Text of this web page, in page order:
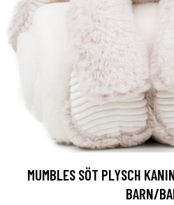
MUMBLES SÖT PLYSCH
BARN/